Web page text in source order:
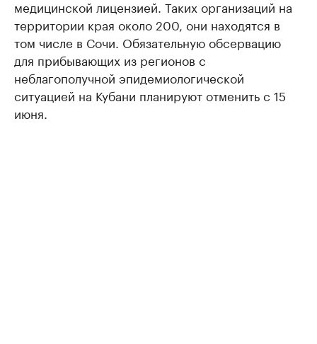
медицинской лицензией. Таких организаций на
территории края около 200, они находятся в
том числе в Сочи. Обязательную обсервацию
для прибывающих из регионов с
неблагополучной эпидемиологической
ситуацией на Кубани планируют отменить с 15
июня.